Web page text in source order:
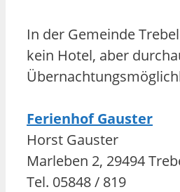
In der Gemeinde
kein Hotel, aber
Ferienhof Gauster
Horst Gauster
Marleben 2, 29494
Tel. 05848 / 819